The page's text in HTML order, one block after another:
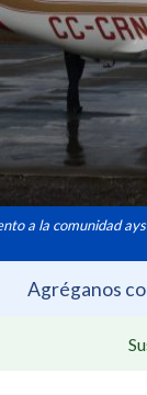
a la comunidad
Agréganos